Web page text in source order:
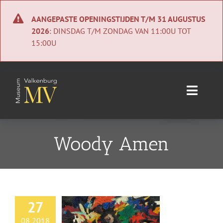
naar
AANGEPASTE OPENINGSTIJDEN T/M 31 AUGUSTUS
2026: DINSDAG T/M ZONDAG VAN 11:00U TOT
15:00U
Toggle
Home
Collectie
Woody Amen
27
08 2018